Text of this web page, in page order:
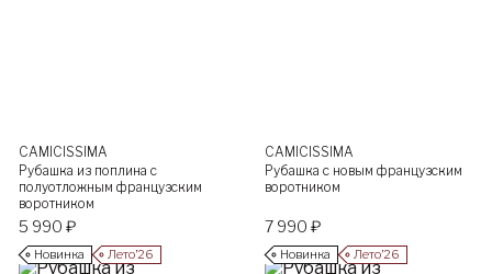
CAMICISSIMA
Рубашка из поплина с
полуотложным французским
воротником
5 990 ₽
Новинка Лето’26
CAMICISSIMA
Рубашка с новым французским
воротником
7 990 ₽
Новинка Лето’26